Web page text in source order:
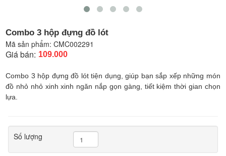
Combo 3 hộp đựng đồ lót
Mã sản phẩm:CMC002291
Giá bán: 109.000
Combo 3 hộp đựng đồ lót tiện dụng, giúp bạn sắp xếp những món
đồ nhỏ nhỏ xinh xinh ngăn nắp gọn gàng, tiết kiệm thời gian chọn
lựa.
Số lượng